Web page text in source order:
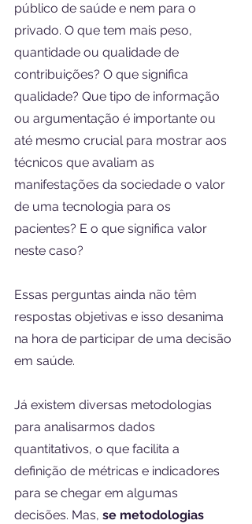
público de saúde e nem para o
privado. O que tem mais peso,
quantidade ou qualidade de
contribuições? O que significa
qualidade? Que tipo de informação
ou argumentação é importante ou
até mesmo crucial para mostrar aos
técnicos que avaliam as
manifestações da sociedade o valor
de uma tecnologia para os
pacientes? E o que significa valor
neste caso?
Essas perguntas ainda não têm
respostas objetivas e isso desanima
na hora de participar de uma decisão
em saúde.
Já existem diversas metodologias
para analisarmos dados
quantitativos, o que facilita a
definição de métricas e indicadores
para se chegar em algumas
decisões. Mas, se metodologias